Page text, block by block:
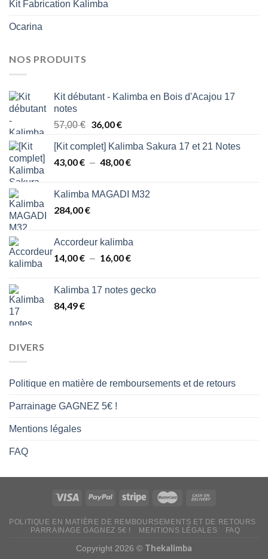
Kit Fabrication Kalimba
Ocarina
NOS PRODUITS
Kit débutant - Kalimba en Bois d'Acajou 17
notes
57,00€ Le
initial
était :
36,00€Le
actuel
est :
[Kit complet] Kalimba Sakura 17 et 21 Notes
43,00€ – 48,00€Plage
43,00 €
Kalimba MAGADI M32
284,00€
Accordeur kalimba
14,00€ – 16,00€Plage
14,00 €
Kalimba 17 notes gecko
84,49€
DIVERS
Politique en matière de remboursements et de retours
Parrainage GAGNEZ 5€ !
Mentions légales
FAQ
POLITIQUE EN MATIÈRE DE REMBOURSEMENTS ET DE RETOURS
PARRAINAGE GAGNEZ 5€ !
MENTIONS LÉGALES FAQ
Copyright 2026 © Thekalimba